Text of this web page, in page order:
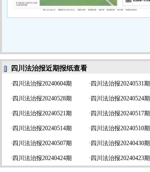
四川法治报近期报纸查看
· 四川法治报20240604期 · 四川法治报20240531期
· 四川法治报20240528期 · 四川法治报20240524期
· 四川法治报20240521期 · 四川法治报20240517期
· 四川法治报20240514期 · 四川法治报20240510期
· 四川法治报20240507期 · 四川法治报20240430期
· 四川法治报20240424期 · 四川法治报20240423期